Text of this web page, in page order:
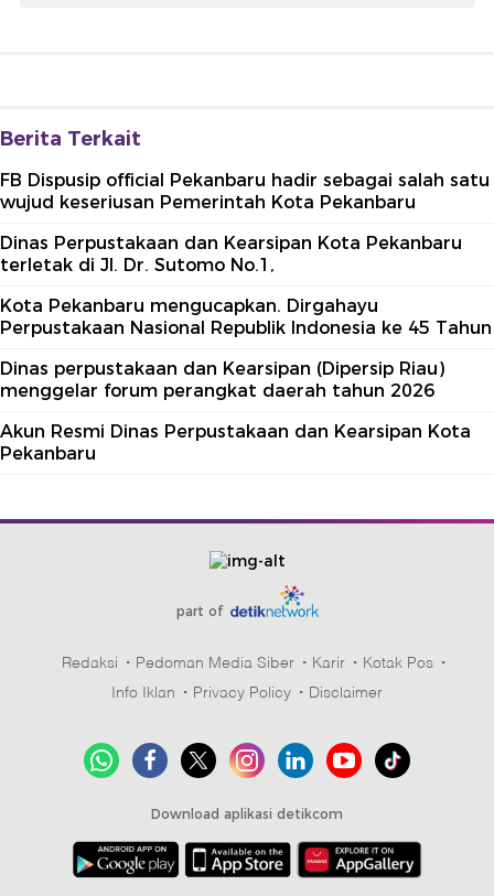
Berita Terkait
FB Dispusip official Pekanbaru hadir sebagai salah satu
wujud keseriusan Pemerintah Kota Pekanbaru
Dinas Perpustakaan dan Kearsipan Kota Pekanbaru
terletak di Jl. Dr. Sutomo No.1,
Kota Pekanbaru mengucapkan. Dirgahayu
Perpustakaan Nasional Republik Indonesia ke 45 Tahun
Dinas perpustakaan dan Kearsipan (Dipersip Riau)
menggelar forum perangkat daerah tahun 2026
Akun Resmi Dinas Perpustakaan dan Kearsipan Kota
Pekanbaru
part of
Redaksi Pedoman Media Siber Karir
Kotak Pos
Info Iklan
Privacy Policy Disclaimer
Download aplikasi detikcom